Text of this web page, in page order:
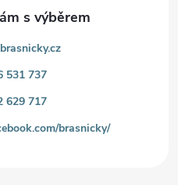
brasnicky.cz
531 737
629 717
brasnicky/